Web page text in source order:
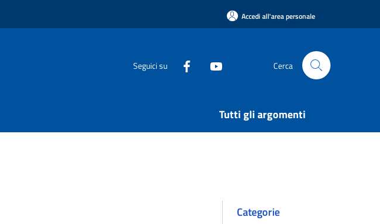
Accedi all'area personale
Seguici su Cerca
Tutti gli argomenti
Categorie